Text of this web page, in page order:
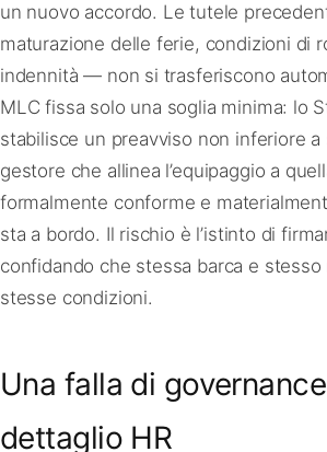
un nuovo accordo. Le tutele
maturazione delle ferie, condizioni di
indennità — non si trasferiscono
MLC fissa solo una soglia minima: lo
stabilisce un preavviso non inferiore
gestore che allinea l’equipaggio a
formalmente conforme e
sta a bordo. Il rischio è l’istinto di
confidando che stessa barca e
stesse condizioni.
Una falla di
dettaglio HR